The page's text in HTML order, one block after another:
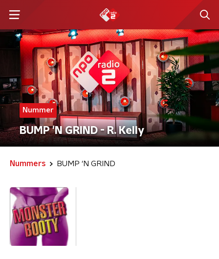
Nummer
BUMP 'N GRIND - R. Kelly
Nummers BUMP 'N GRIND